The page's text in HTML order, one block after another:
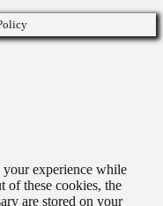
experience while
of these cookies, the
are stored on your